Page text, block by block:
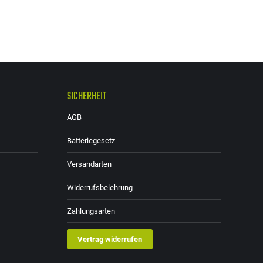
SICHERHEIT
AGB
Batteriegesetz
Versandarten
Widerrufsbelehrung
Zahlungsarten
Vertrag widerrufen